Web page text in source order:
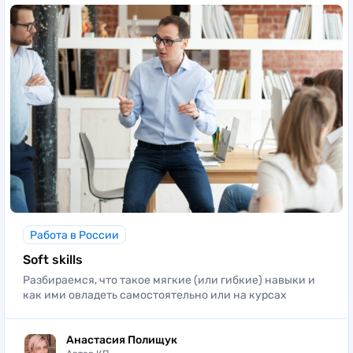
Это могут быть как технические знания,
например владение компьютерными
программами, так и более универсальные
навыки, такие как коммуникабельность,
способность к обучению, работа в команде.
Работа в России
Soft skills
Разбираемся, что такое мягкие (или гибкие) навыки и
как ими овладеть самостоятельно или на курсах
Анастасия Полищук